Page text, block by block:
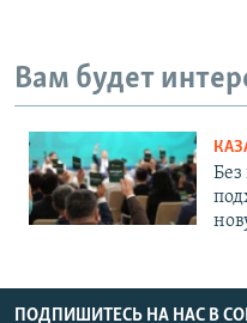
Вам будет
Без
ПОДПИШИТЕСЬ НА НАС В